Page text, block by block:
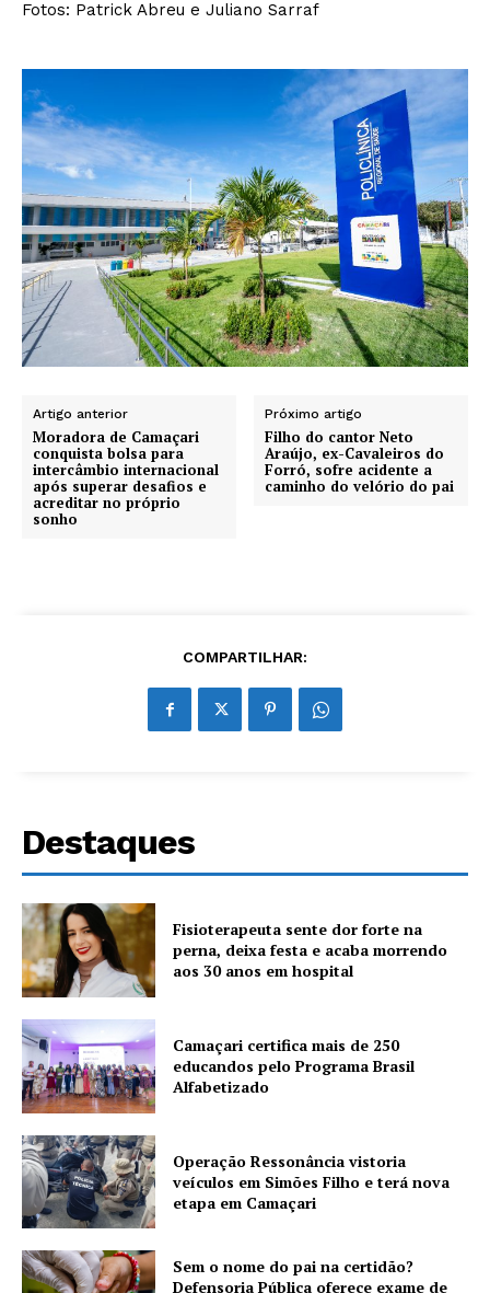
Fotos: Patrick Abreu e Juliano Sarraf
Artigo anterior
Moradora de Camaçari
conquista bolsa para
intercâmbio internacional
após superar desafios e
acreditar no próprio
sonho
Próximo artigo
Filho do cantor Neto
Araújo, ex-Cavaleiros do
Forró, sofre acidente a
caminho do velório do pai
COMPARTILHAR:
Destaques
Fisioterapeuta sente dor forte na
perna, deixa festa e acaba morrendo
aos 30 anos em hospital
Camaçari certifica mais de 250
educandos pelo Programa Brasil
Alfabetizado
Operação Ressonância vistoria
veículos em Simões Filho e terá nova
etapa em Camaçari
Sem o nome do pai na certidão?
Defensoria Pública oferece exame de